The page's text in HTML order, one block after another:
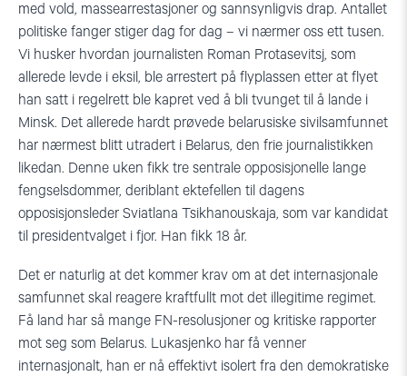
med vold, massearrestasjoner og sannsynligvis drap. Antallet
politiske fanger stiger dag for dag – vi nærmer oss ett tusen.
Vi husker hvordan journalisten Roman Protasevitsj, som
allerede levde i eksil, ble arrestert på flyplassen etter at flyet
han satt i regelrett ble kapret ved å bli tvunget til å lande i
Minsk. Det allerede hardt prøvede belarusiske sivilsamfunnet
har nærmest blitt utradert i Belarus, den frie journalistikken
likedan. Denne uken fikk tre sentrale opposisjonelle lange
fengselsdommer, deriblant ektefellen til dagens
opposisjonsleder Sviatlana Tsikhanouskaja, som var kandidat
til presidentvalget i fjor. Han fikk 18 år.
Det er naturlig at det kommer krav om at det internasjonale
samfunnet skal reagere kraftfullt mot det illegitime regimet.
Få land har så mange FN-resolusjoner og kritiske rapporter
mot seg som Belarus. Lukasjenko har få venner
internasjonalt, han er nå effektivt isolert fra den demokratiske